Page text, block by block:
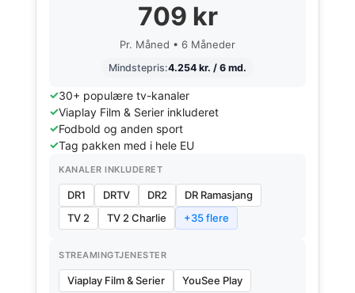
709 kr
Pr. Måned • 6 Måneder
Mindstepris:4.254 kr. / 6 md.
30+ populære tv-kanaler
Viaplay Film & Serier inkluderet
Fodbold og anden sport
Tag pakken med i hele EU
KANALER INKLUDERET
DR1 DRTV DR2
DR Ramasjang
TV 2
TV 2 Charlie +35 flere
STREAMINGTJENESTER
Viaplay Film & Serier YouSee Play